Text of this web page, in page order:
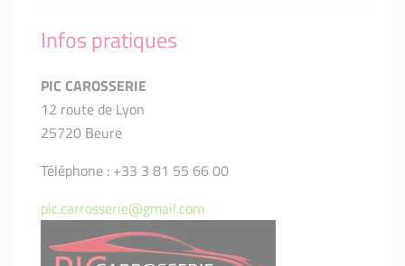
Infos pratiques
PIC CAROSSERIE
12 route de Lyon
25720 Beure
Téléphone : +33 3 81 55 66 00
pic.carrosserie@gmail.com